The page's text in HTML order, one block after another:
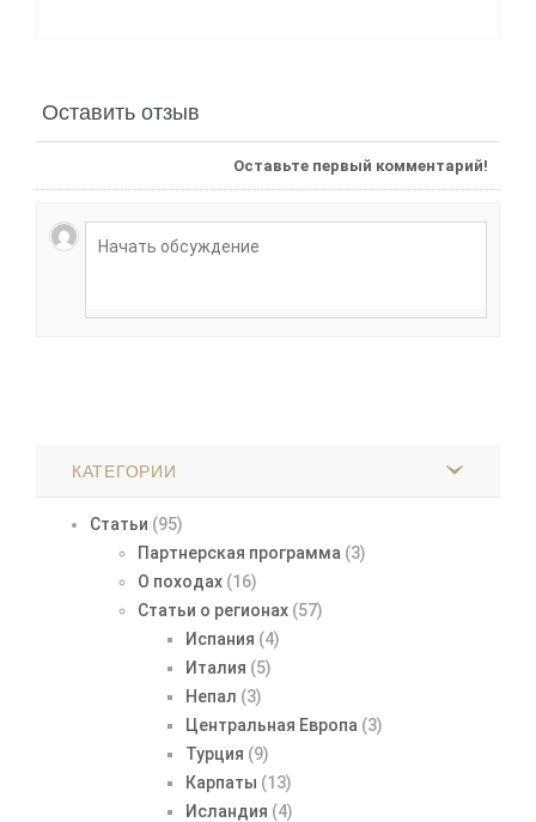
Оставить отзыв
Оставьте первый комментарий!
КАТЕГОРИИ
Статьи (95)
Партнерская программа (3)
О походах (16)
Статьи о регионах (57)
Испания (4)
Италия (5)
Непал (3)
Центральная Европа (3)
Турция (9)
Карпаты (13)
Исландия (4)